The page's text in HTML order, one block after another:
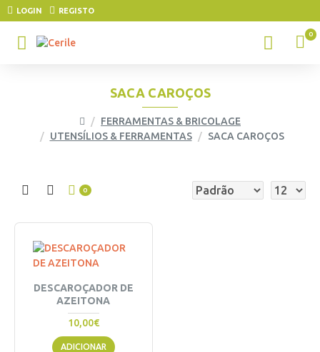
LOGIN REGISTO
0
FERRAMENTAS & BRICOLAGE
UTENSÍLIOS & FERRAMENTAS
SACA CAROÇOS
SACA CAROÇOS
0
DESCAROÇADOR DE
AZEITONA
10,00€
ADICIONAR